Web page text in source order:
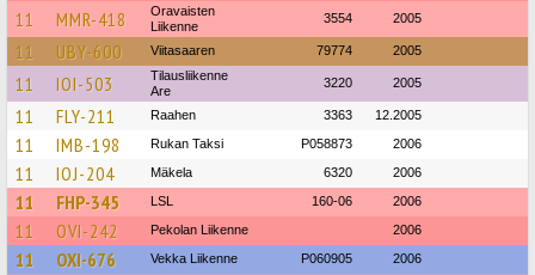
11 MMR-418
Oravaisten
Liikenne
3554 2005
11 UBY-600 Viitasaaren 79774 2005
11 IOI-503
Tilausliikenne
Are
3220 2005
11 FLY-211 Raahen 3363 12.2005
11 IMB-198 Rukan Taksi P058873 2006
11 IOJ-204 Mäkela 6320 2006
11 FHP-345 LSL 160-06 2006
11 OVI-242 Pekolan Liikenne 2006
11 OXI-676 Vekka Liikenne P060905 2006